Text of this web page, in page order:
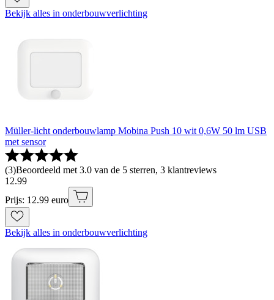
Bekijk alles in onderbouwverlichting
Müller-licht onderbouwlamp Mobina Push 10 wit 0,6W 50 lm USB
met sensor
(3)Beoordeeld met 3.0 van de 5 sterren, 3 klantreviews
12.99
Prijs: 12.99 euro
Bekijk alles in onderbouwverlichting